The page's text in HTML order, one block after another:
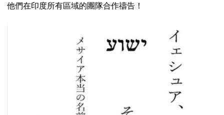
他們在印度所有區域的團隊合作禱告！